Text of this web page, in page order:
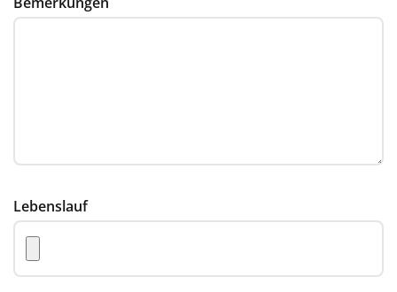
Lebenslauf